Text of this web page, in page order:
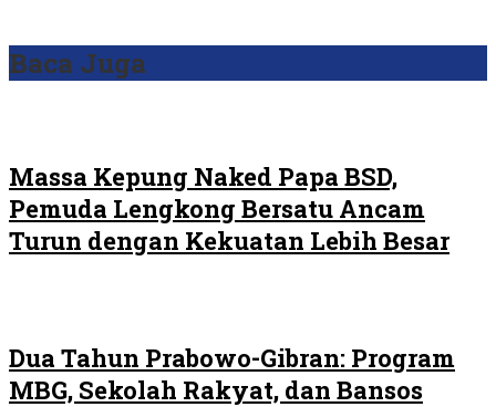
Baca Juga
Massa Kepung Naked Papa BSD,
Pemuda Lengkong Bersatu Ancam
Turun dengan Kekuatan Lebih Besar
Dua Tahun Prabowo-Gibran: Program
MBG, Sekolah Rakyat, dan Bansos